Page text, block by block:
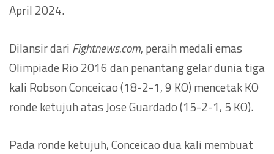
April 2024.
Dilansir dari Fightnews.com, peraih medali emas
Olimpiade Rio 2016 dan penantang gelar dunia tiga
kali Robson Conceicao (18-2-1, 9 KO) mencetak KO
ronde ketujuh atas Jose Guardado (15-2-1, 5 KO).
Pada ronde ketujuh, Conceicao dua kali membuat